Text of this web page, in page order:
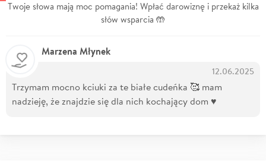
Twoje słowa mają moc pomagania! Wpłać darowiznę i przekaż kilka
słów wsparcia 🤲
Marzena Młynek
12.06.2025
Trzymam mocno kciuki za te białe cudeńka 🥰 mam
nadzieję, że znajdzie się dla nich kochający dom ♥️